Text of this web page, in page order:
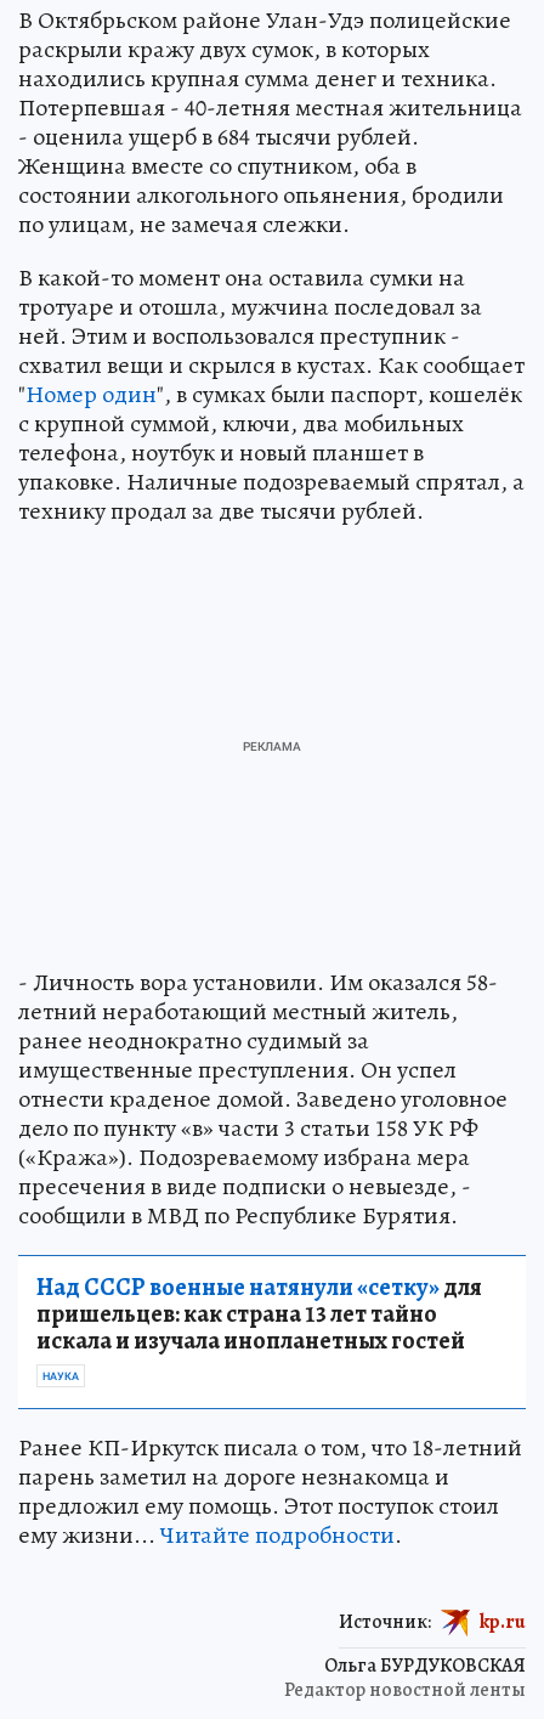
В Октябрьском районе Улан-Удэ полицейские
раскрыли кражу двух сумок, в которых
находились крупная сумма денег и техника.
Потерпевшая - 40-летняя местная жительница
- оценила ущерб в 684 тысячи рублей.
Женщина вместе со спутником, оба в
состоянии алкогольного опьянения, бродили
по улицам, не замечая слежки.
В какой-то момент она оставила сумки на
тротуаре и отошла, мужчина последовал за
ней. Этим и воспользовался преступник -
схватил вещи и скрылся в кустах. Как сообщает
"Номер один", в сумках были паспорт, кошелёк
с крупной суммой, ключи, два мобильных
телефона, ноутбук и новый планшет в
упаковке. Наличные подозреваемый спрятал, а
технику продал за две тысячи рублей.
- Личность вора установили. Им оказался 58-
летний неработающий местный житель,
ранее неоднократно судимый за
имущественные преступления. Он успел
отнести краденое домой. Заведено уголовное
дело по пункту «в» части 3 статьи 158 УК РФ
(«Кража»). Подозреваемому избрана мера
пресечения в виде подписки о невыезде, -
сообщили в МВД по Республике Бурятия.
Над СССР военные натянули «сетку»для
пришельцев: как страна 13 лет тайно
искала и изучала инопланетных гостей
НАУКА
Ранее КП-Иркутск писала о том, что 18-летний
парень заметил на дороге незнакомца и
предложил ему помощь. Этот поступок стоил
ему жизни...Читайте подробности.
Ольга БУРДУКОВСКАЯ
Редактор новостной ленты
Источник: kp.ru